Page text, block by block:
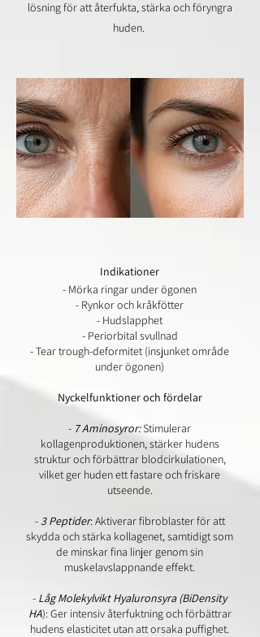
lösning för att återfukta, stärka och föryngra
huden.
Indikationer
- Mörka ringar under ögonen
- Rynkor och kråkfötter
- Hudslapphet
- Periorbital svullnad
- Tear trough-deformitet (insjunket område
under ögonen)
Nyckelfunktioner och fördelar
- 7 Aminosyror:Stimulerar
kollagenproduktionen, stärker hudens
struktur och förbättrar blodcirkulationen,
vilket ger huden ett fastare och friskare
utseende.
- 3 Peptider: Aktiverar fibroblaster för att
skydda och stärka kollagenet, samtidigt som
de minskar fina linjer genom sin
muskelavslappnande effekt.
- Låg Molekylvikt Hyaluronsyra (BiDensity
HA): Ger intensiv återfuktning och förbättrar
hudens elasticitet utan att orsaka puffighet.